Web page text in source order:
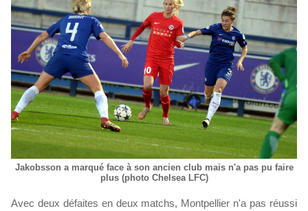
Jakobsson a marqué face à son ancien club mais n'a pas pu faire
plus (photo Chelsea LFC)
Avec deux défaites en deux matchs, Montpellier n'a pas réussi